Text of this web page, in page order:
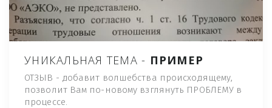
УНИКАЛЬНАЯ ТЕМА - ПРИМЕР
ОТЗЫВ - добавит волшебства происходящему,
позволит Вам по-новому взглянуть ПРОБЛЕМУ в
процессе.